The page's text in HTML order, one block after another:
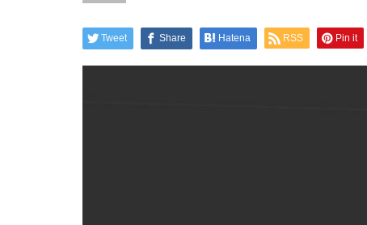
Tweet Share Hatena RSS Pin it